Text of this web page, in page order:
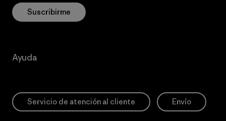
Suscribirme
Ayuda
Servicio de atención al cliente Envío